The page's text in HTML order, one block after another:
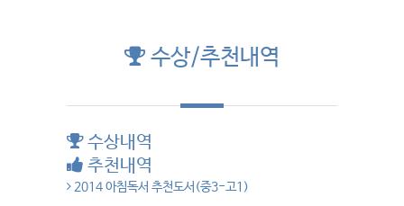
수상/추천내역
수상내역
추천내역
2014 아침독서 추천도서(중3-고1)